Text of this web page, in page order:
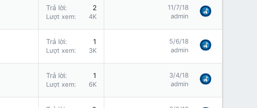
Trả lời 2
Lượt xem 4K
11/7/18
admin
Trả lời 1
Lượt xem 3K
5/6/18
admin
Trả lời 1
Lượt xem 6K
3/4/18
admin